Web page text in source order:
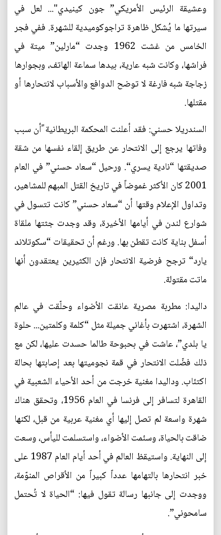
وعشيقة الرئيس الأمريكي” جون كينيدي"... لعل في
سيرتها ما يُشكل ظاهرة تراجوكوميدية للشهرة. ففي فجر
الخامس من غشت 1962 وجدت “مارلين” ميتة في
فراشها، وكانت شبه عارية، بيدها سماعة الهاتف، وبجوارها
زجاجة شبه فارغة لا توضح الدوافع والأسباب لانتحارها أو
مقتلها.
السندريلا حسني: فقد أعلنت المحكمة البريطانية ًأن سبب
وفاتها يرجع إلى الانتحار عن طريق إلقاء نفسها من شقة
صديقتها “نادية يسري“. ورحيل “سعاد حسني” في العام
2001 كان الأكثر غموضاً في تاريخ القتل المبهم للمشاهير،
وتداول الإعلام وقتها أن “سعاد حسني” كانت تتسول في
شوارع لندن في أيامها الأخيرة، وقد وجدت جثتها ملقاة
أسفل بناية كانت تقطن بها. ورغم أن تحقيقات “سكوتلاند
يارد“ ترجح فرضية الانتحار فإن الكثيرين يعتقدون أنها
ماتت مقتولة.
داليدا: مطربة مصرية عانقت الأضواء وحلّقت في عالم
الشهرة، اشتهرت بأغاني جميلة مثل “كلمة وكلمتين... حلوة
يا بلدي”، عاشت في بحبوحة طالما حسدت عليها، لكن مع
ذلك فضّلت الانتحار في قمة نجوميتها بعد إصابتها بحالة
اكتئاب. وداليدا مغنية خرجت من أحد الأحياء الشعبية في
القاهرة لتسافر إلى فرنسا في العام 1956، وتحقق هناك
شهرة واسعة لم تصل إليها أي مغنية عربية من قبل، لكنها
ضاقت بالحياة، وسئمت الأضواء، واستسلمت لليأس، وسعت
إلى النهاية. واستيقظ العالم في أحد أيام العام 1987 على
خبر انتحارها بالتهامها عدداً كبيراً من الأقراص المنوّمة،
ووجدت إلى جانبها رسالة تقول فيها: “الحياة لا تُحتمل
سامحوني”.